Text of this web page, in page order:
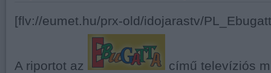
[flv://eumet.hu/prx-old/idojarastv/
A riportot az című televíziós